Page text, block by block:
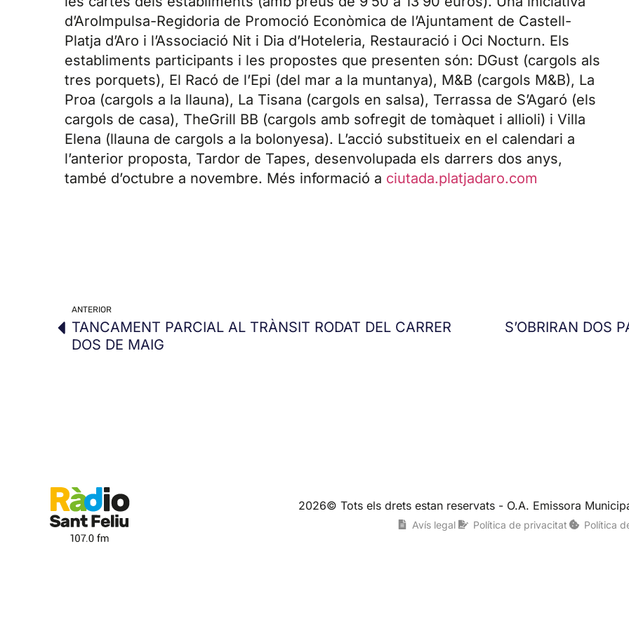
d’AroImpulsa-Regidoria de Promoció Econòmica de l’Ajuntament de Castell-
Platja d’Aro i l’Associació Nit i Dia d’Hoteleria, Restauració i Oci Nocturn. Els
establiments participants i les propostes que presenten són: DGust (cargols als
tres porquets), El Racó de l’Epi (del mar a la muntanya), M&B (cargols M&B), La
Proa (cargols a la llauna), La Tisana (cargols en salsa), Terrassa de S’Agaró (els
cargols de casa), TheGrill BB (cargols amb sofregit de tomàquet i allioli) i Villa
Elena (llauna de cargols a la bolonyesa). L’acció substitueix en el calendari a
l’anterior proposta, Tardor de Tapes, desenvolupada els darrers dos anys,
també d’octubre a novembre. Més informació a ciutada.platjadaro.com
ANTERIOR
TANCAMENT PARCIAL AL TRÀNSIT RODAT DEL CARRER
DOS DE MAIG
S’OBRIRAN DOS
2026© Tots els drets estan reservats - O.A. Emissora
Avís legal Política de privacitat Política